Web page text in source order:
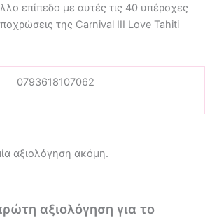
επίπεδο με αυτές τις 40 υπέροχες
της Carnival III Love Tahiti
0793618107062
αξιολόγηση ακόμη.
αξιολόγηση για το